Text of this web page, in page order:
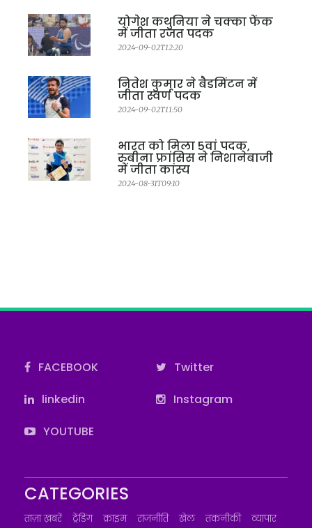
योगेश कथुनिया ने चक्का फेंक
में जीता रजत पदक
2024-09-02T12:20
नितेश कुमार ने बैडमिंटन में
जीता स्वर्ण पदक
2024-09-02T11:50
भारत को मिला 5वां पदक,
रुबीना फ्रांसिस ने निशानेबाजी
में जीता कांस्य
2024-08-31T09:10
FACEBOOK
Twitter
linkedin
Instagram
YOUTUBE
CATEGORIES
ताज़ा ख़बरें ट्रेंडिंग क्राइम राजनीति खेल तकनीकी
व्यापार